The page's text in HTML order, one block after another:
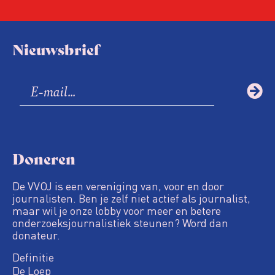
Nieuwsbrief
Doneren
De VVOJ is een vereniging van, voor en door
journalisten. Ben je zelf niet actief als journalist,
maar wil je onze lobby voor meer en betere
onderzoeksjournalistiek steunen? Word dan
donateur.
Definitie
De Loep